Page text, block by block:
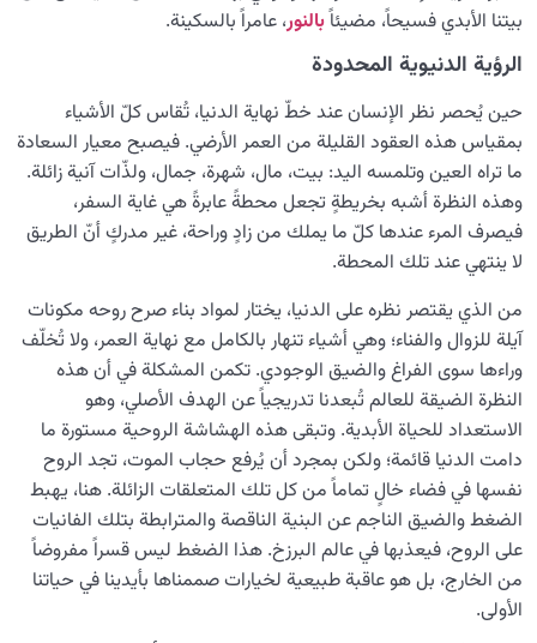
بيتنا الأبدي فسيحاً، مضيئاًبالنور، عامراً بالسكينة.
الرؤية الدنيوية المحدودة
حين يُحصر نظر الإنسان عند خطّ نهاية الدنيا، تُقاس كلّ الأشياء
بمقياس هذه العقود القليلة من العمر الأرضي. فيصبح معيار السعادة
ما تراه العين وتلمسه اليد: بيت، مال، شهرة، جمال، ولذّات آنية زائلة.
وهذه النظرة أشبه بخريطةٍ تجعل محطةً عابرةً هي غاية السفر،
فيصرف المرء عندها كلّ ما يملك من زادٍ وراحة، غير مدركٍ أنّ الطريق
لا ينتهي عند تلك المحطة.
من الذي يقتصر نظره على الدنيا، يختار لمواد بناء صرح روحه مكونات
آيلة للزوال والفناء؛ وهي أشياء تنهار بالكامل مع نهاية العمر، ولا تُخلّف
وراءها سوى الفراغ والضيق الوجودي. تكمن المشكلة في أن هذه
النظرة الضيقة للعالم تُبعدنا تدريجياً عن الهدف الأصلي، وهو
الاستعداد للحياة الأبدية. وتبقى هذه الهشاشة الروحية مستورة ما
دامت الدنيا قائمة؛ ولكن بمجرد أن يُرفع حجاب الموت، تجد الروح
نفسها في فضاء خالٍ تماماً من كل تلك المتعلقات الزائلة. هنا، يهبط
الضغط والضيق الناجم عن البنية الناقصة والمترابطة بتلك الفانيات
على الروح، فيعذبها في عالم البرزخ. هذا الضغط ليس قسراً مفروضاً
من الخارج، بل هو عاقبة طبيعية لخيارات صممناها بأيدينا في حياتنا
الأولى.